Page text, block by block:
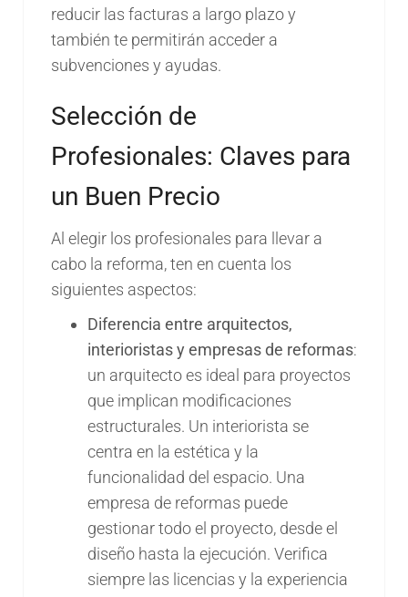
reducir las facturas a largo plazo y
también te permitirán acceder a
subvenciones y ayudas.
Selección de
Profesionales: Claves para
un Buen Precio
Al elegir los profesionales para llevar a
cabo la reforma, ten en cuenta los
siguientes aspectos:
Diferencia entre arquitectos,
interioristas y empresas de reformas:
un arquitecto es ideal para proyectos
que implican modificaciones
estructurales. Un interiorista se
centra en la estética y la
funcionalidad del espacio. Una
empresa de reformas puede
gestionar todo el proyecto, desde el
diseño hasta la ejecución. Verifica
siempre las licencias y la experiencia